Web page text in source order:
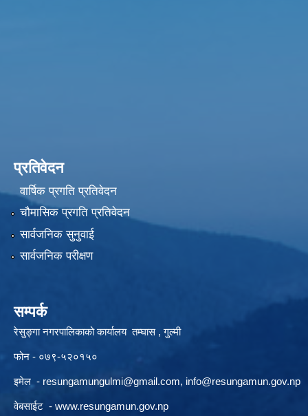
प्रतिवेदन
वार्षिक प्रगति प्रतिवेदन
चौमासिक प्रगति प्रतिवेदन
सार्वजनिक सुनुवाई
सार्वजनिक परीक्षण
सम्पर्क
रेसुङ्गा नगरपालिकाको कार्यालय तम्घास , गुल्मी
फोन - ०७९-५२०१५०
इमेल - resungamungulmi@gmail.com, info@resungamun.gov.np
वेबसाईट - www.resungamun.gov.np